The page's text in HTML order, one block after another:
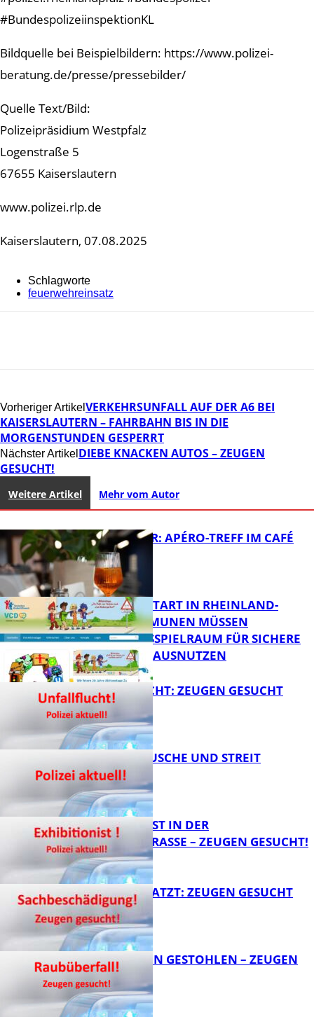
#BundespolizeiinspektionKL
Bildquelle bei Beispielbildern: https://www.polizei-
beratung.de/presse/pressebilder/
Quelle Text/Bild:
Polizeipräsidium Westpfalz
Logenstraße 5
67655 Kaiserslautern
www.polizei.rlp.de
Kaiserslautern, 07.08.2025
Schlagworte
feuerwehreinsatz
Vorheriger Artikel VERKEHRSUNFALL AUF DER A6 BEI
KAISERSLAUTERN – FAHRBAHN BIS IN DIE
MORGENSTUNDEN GESPERRT
Nächster Artikel DIEBE KNACKEN AUTOS – ZEUGEN
GESUCHT!
Weitere Artikel Mehr vom Autor
FB Kultur
HOT SUMMER: APÉRO-TREFF IM CAFÉ
LUMA
ZUM SCHULSTART IN RHEINLAND-
PFALZ: KOMMUNEN MÜSSEN
HANDLUNGSSPIELRAUM FÜR SICHERE
SCHULWEGE AUSNUTZEN
UNFALLFLUCHT: ZEUGEN GESUCHT
KNALLGERÄUSCHE UND STREIT
EXHIBITIONIST IN DER
VELMANNSTRASSE – ZEUGEN GESUCHT!
AUTO ZERKRATZT: ZEUGEN GESUCHT
TEURE KETTEN GESTOHLEN – ZEUGEN
GESUCHT!